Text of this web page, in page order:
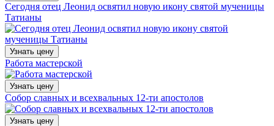
Сегодня отец Леонид освятил новую икону святой мученицы
Татианы
Узнать цену
Работа мастерской
Узнать цену
Собор славных и всехвальных 12-ти апостолов
Узнать цену